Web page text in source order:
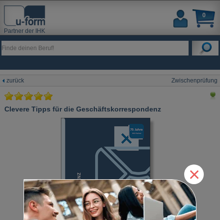
Partner der IHK
0
zurück Zwischenprüfung
Clevere Tipps für die Geschäftskorrespondenz
×